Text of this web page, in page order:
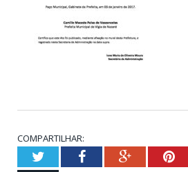
COMPARTILHAR:
TwitterFacebookGoogle+